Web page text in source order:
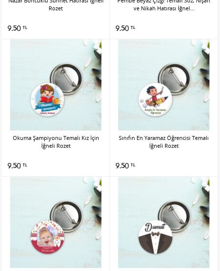
Rozet
9.50 TL
ve Nikah Hatırası İğnel...
9.50 TL
Okuma Şampiyonu Temalı Kız İçin
İğneli Rozet
9.50 TL
Sınıfın En Yaramaz Öğrencisi Temalı
İğneli Rozet
9.50 TL